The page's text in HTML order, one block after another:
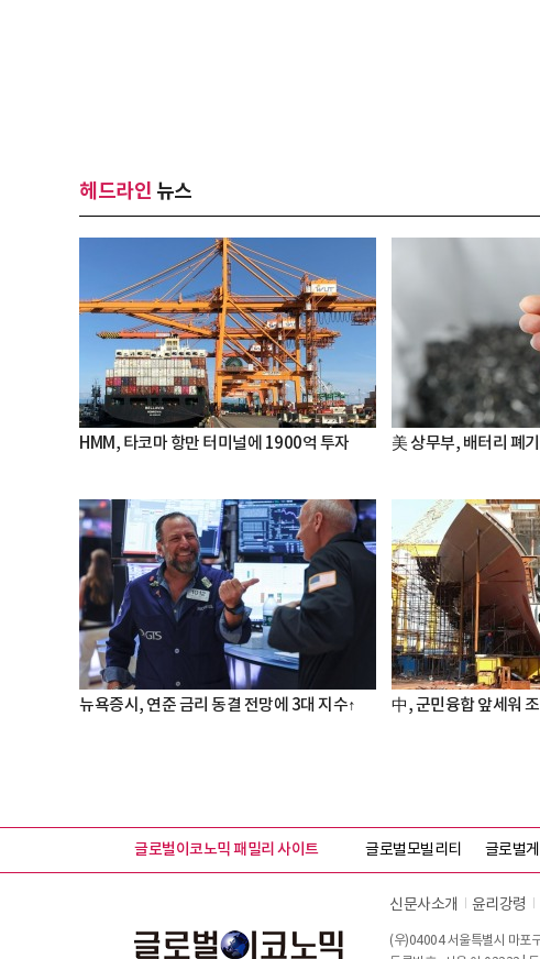
헤드라인 뉴스
HMM, 타코마 항만 터미널에 1900억 투자 美 상무부, 배터리 폐
뉴욕증시, 연준 금리 동결 전망에 3대 지수↑ 中, 군민융합 앞세워
글로벌이코노믹 패밀리 사이트 글로벌모빌리티 글로벌
신문사소개 윤리강령
(우)04004 서울특별시 마포